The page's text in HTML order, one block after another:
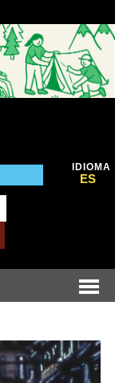
IDIOMA
ES